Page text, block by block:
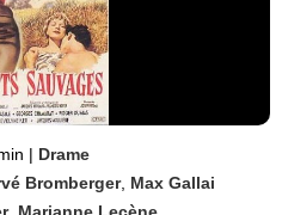
| Drame
Bromberger, Max Gallai